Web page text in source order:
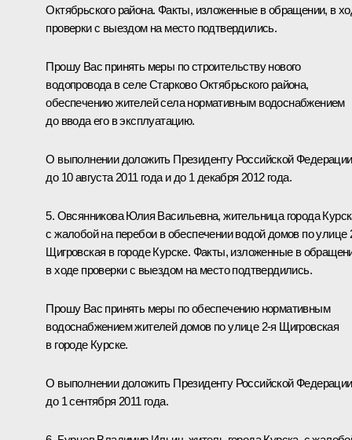
Октябрьского района. Факты, изложенные в обращении, в
проверки с выездом на место подтвердились.
Прошу Вас принять меры по строительству нового
водопровода в селе Старково Октябрьского района,
обеспечению жителей села нормативным водоснабжением
до ввода его в эксплуатацию.
О выполнении доложить Президенту Российской Федерации
до 10 августа 2011 года и до 1 декабря 2012 года.
5. Овсянникова Юлия Васильевна, жительница города
с жалобой на перебои в обеспечении водой домов по улице
Щигровская в городе Курске. Факты, изложенные в
в ходе проверки с выездом на место подтвердились.
Прошу Вас принять меры по обеспечению нормативным
водоснабжением жителей домов по улице 2-я Щигровская
в городе Курске.
О выполнении доложить Президенту Российской Федерации
до 1 сентября 2011 года.